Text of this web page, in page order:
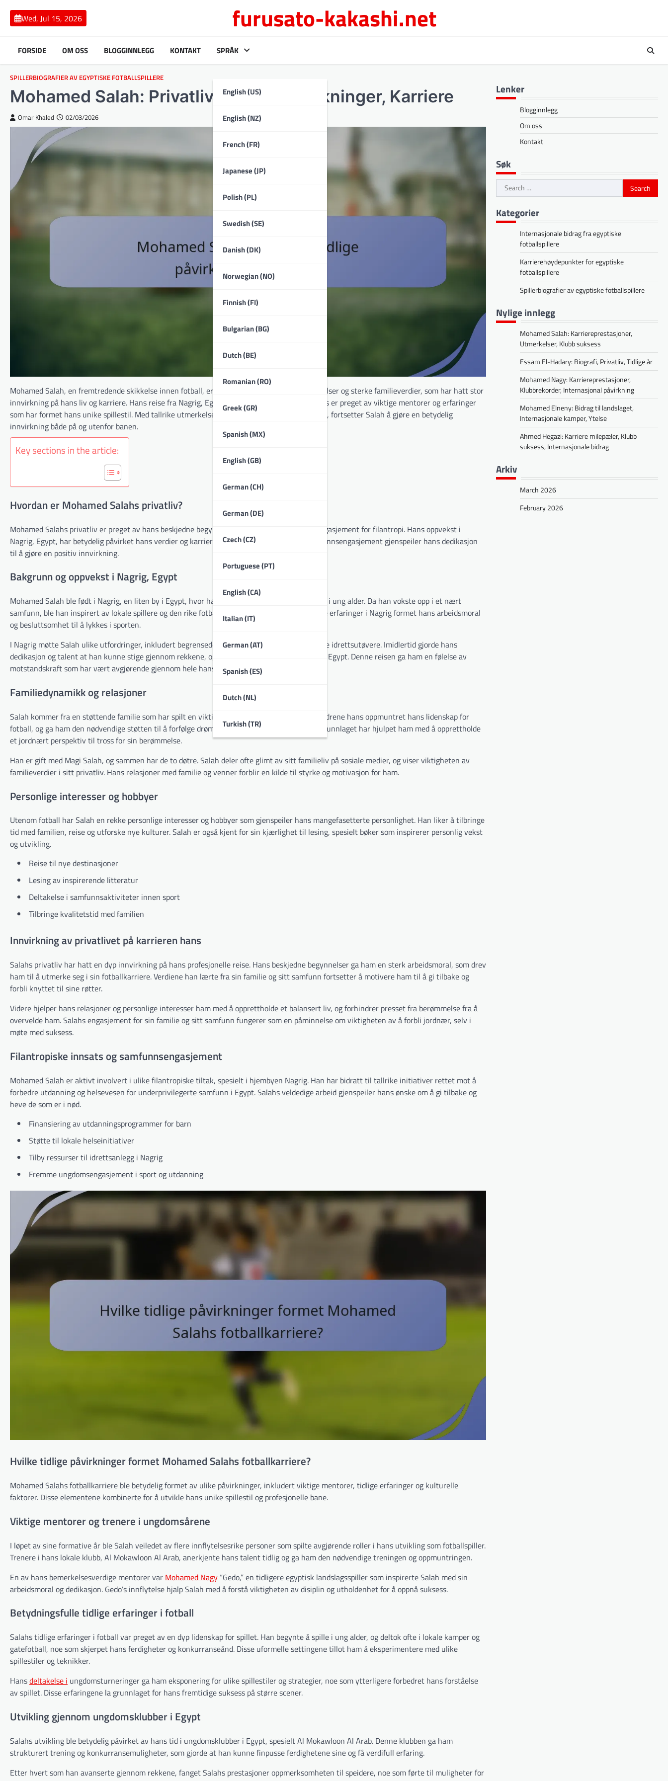
content
Wed, Jul 15, 2026 furusato-kakashi.net
FORSIDE OM OSS BLOGGINNLEGG KONTAKT SPRÅK
English (US)
English (NZ)
French (FR)
Japanese (JP)
Polish (PL)
Swedish (SE)
Danish (DK)
Norwegian (NO)
Finnish (FI)
Bulgarian (BG)
Dutch (BE)
Romanian (RO)
Greek (GR)
Spanish (MX)
English (GB)
German (CH)
German (DE)
Czech (CZ)
Portuguese (PT)
English (CA)
Italian (IT)
German (AT)
Spanish (ES)
Dutch (NL)
Turkish (TR)
SPILLERBIOGRAFIER AV EGYPTISKE FOTBALLSPILLERE
Mohamed Salah: Privatliv, Tidlige påvirkninger, Karriere
Omar Khaled 02/03/2026
Mohamed Salah, en fremtredende skikkelse innen fotball, er kjent for sine beskjedne begynnelser og sterke familieverdier, som har hatt stor
innvirkning på hans liv og karriere. Hans reise fra Nagrig, Egypt, til internasjonal stjernestatus er preget av viktige mentorer og erfaringer
som har formet hans unike spillestil. Med tallrike utmerkelser og et engasjement for filantropi, fortsetter Salah å gjøre en betydelig
innvirkning både på og utenfor banen.
Key sections in the article:
Hvordan er Mohamed Salahs privatliv?
Mohamed Salahs privatliv er preget av hans beskjedne begynnelser, sterke familiebånd og engasjement for filantropi. Hans oppvekst i
Nagrig, Egypt, har betydelig påvirket hans verdier og karriere, mens hans interesser og samfunnsengasjement gjenspeiler hans dedikasjon
til å gjøre en positiv innvirkning.
Bakgrunn og oppvekst i Nagrig, Egypt
Mohamed Salah ble født i Nagrig, en liten by i Egypt, hvor han utviklet en lidenskap for fotball i ung alder. Da han vokste opp i et nært
samfunn, ble han inspirert av lokale spillere og den rike fotballkulturen rundt seg. Hans tidlige erfaringer i Nagrig formet hans arbeidsmoral
og besluttsomhet til å lykkes i sporten.
I Nagrig møtte Salah ulike utfordringer, inkludert begrensede ressurser og muligheter for unge idrettsutøvere. Imidlertid gjorde hans
dedikasjon og talent at han kunne stige gjennom rekkene, og til slutt flytte til større klubber i Egypt. Denne reisen ga ham en følelse av
motstandskraft som har vært avgjørende gjennom hele hans karriere.
Familiedynamikk og relasjoner
Salah kommer fra en støttende familie som har spilt en viktig rolle i hans liv og karriere. Foreldrene hans oppmuntret hans lidenskap for
fotball, og ga ham den nødvendige støtten til å forfølge drømmene sine. Dette sterke familiegrunnlaget har hjulpet ham med å opprettholde
et jordnært perspektiv til tross for sin berømmelse.
Han er gift med Magi Salah, og sammen har de to døtre. Salah deler ofte glimt av sitt familieliv på sosiale medier, og viser viktigheten av
familieverdier i sitt privatliv. Hans relasjoner med familie og venner forblir en kilde til styrke og motivasjon for ham.
Personlige interesser og hobbyer
Utenom fotball har Salah en rekke personlige interesser og hobbyer som gjenspeiler hans mangefasetterte personlighet. Han liker å tilbringe
tid med familien, reise og utforske nye kulturer. Salah er også kjent for sin kjærlighet til lesing, spesielt bøker som inspirerer personlig vekst
og utvikling.
Reise til nye destinasjoner
Lesing av inspirerende litteratur
Deltakelse i samfunnsaktiviteter innen sport
Tilbringe kvalitetstid med familien
Innvirkning av privatlivet på karrieren hans
Salahs privatliv har hatt en dyp innvirkning på hans profesjonelle reise. Hans beskjedne begynnelser ga ham en sterk arbeidsmoral, som drev
ham til å utmerke seg i sin fotballkarriere. Verdiene han lærte fra sin familie og sitt samfunn fortsetter å motivere ham til å gi tilbake og
forbli knyttet til sine røtter.
Videre hjelper hans relasjoner og personlige interesser ham med å opprettholde et balansert liv, og forhindrer presset fra berømmelse fra å
overvelde ham. Salahs engasjement for sin familie og sitt samfunn fungerer som en påminnelse om viktigheten av å forbli jordnær, selv i
møte med suksess.
Filantropiske innsats og samfunnsengasjement
Mohamed Salah er aktivt involvert i ulike filantropiske tiltak, spesielt i hjembyen Nagrig. Han har bidratt til tallrike initiativer rettet mot å
forbedre utdanning og helsevesen for underprivilegerte samfunn i Egypt. Salahs veldedige arbeid gjenspeiler hans ønske om å gi tilbake og
heve de som er i nød.
Finansiering av utdanningsprogrammer for barn
Støtte til lokale helseinitiativer
Tilby ressurser til idrettsanlegg i Nagrig
Fremme ungdomsengasjement i sport og utdanning
Hvilke tidlige påvirkninger formet Mohamed Salahs fotballkarriere?
Mohamed Salahs fotballkarriere ble betydelig formet av ulike påvirkninger, inkludert viktige mentorer, tidlige erfaringer og kulturelle
faktorer. Disse elementene kombinerte for å utvikle hans unike spillestil og profesjonelle bane.
Viktige mentorer og trenere i ungdomsårene
I løpet av sine formative år ble Salah veiledet av flere innflytelsesrike personer som spilte avgjørende roller i hans utvikling som fotballspiller.
Trenere i hans lokale klubb, Al Mokawloon Al Arab, anerkjente hans talent tidlig og ga ham den nødvendige treningen og oppmuntringen.
En av hans bemerkelsesverdige mentorer var Mohamed Nagy “Gedo,” en tidligere egyptisk landslagsspiller som inspirerte Salah med sin
arbeidsmoral og dedikasjon. Gedo’s innflytelse hjalp Salah med å forstå viktigheten av disiplin og utholdenhet for å oppnå suksess.
Betydningsfulle tidlige erfaringer i fotball
Salahs tidlige erfaringer i fotball var preget av en dyp lidenskap for spillet. Han begynte å spille i ung alder, og deltok ofte i lokale kamper og
gatefotball, noe som skjerpet hans ferdigheter og konkurranseånd. Disse uformelle settingene tillot ham å eksperimentere med ulike
spillestiler og teknikker.
Hansdeltakelse i ungdomsturneringer ga ham eksponering for ulike spillestiler og strategier, noe som ytterligere forbedret hans forståelse
av spillet. Disse erfaringene la grunnlaget for hans fremtidige suksess på større scener.
Utvikling gjennom ungdomsklubber i Egypt
Salahs utvikling ble betydelig påvirket av hans tid i ungdomsklubber i Egypt, spesielt Al Mokawloon Al Arab. Denne klubben ga ham
strukturert trening og konkurransemuligheter, som gjorde at han kunne finpusse ferdighetene sine og få verdifull erfaring.
Etter hvert som han avanserte gjennom rekkene, fanget Salahs prestasjoner oppmerksomheten til speidere, noe som førte til muligheter for
Lenker
Blogginnlegg
Om oss
Kontakt
Søk
Search
for:
Kategorier
Internasjonale bidrag fra egyptiske
fotballspillere
Karrierehøydepunkter for egyptiske
fotballspillere
Spillerbiografier av egyptiske fotballspillere
Nylige innlegg
Mohamed Salah: Karriereprestasjoner,
Utmerkelser, Klubb suksess
Essam El-Hadary: Biografi, Privatliv, Tidlige år
Mohamed Nagy: Karriereprestasjoner,
Klubbrekorder, Internasjonal påvirkning
Mohamed Elneny: Bidrag til landslaget,
Internasjonale kamper, Ytelse
Ahmed Hegazi: Karriere milepæler, Klubb
suksess, Internasjonale bidrag
Arkiv
March 2026
February 2026